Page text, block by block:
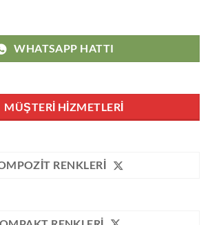
WHATSAPP HATTI
MÜŞTERI HIZMETLERI
RENKLERI